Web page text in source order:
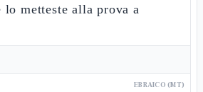
metteste alla prova a
EBRAICO (MT)